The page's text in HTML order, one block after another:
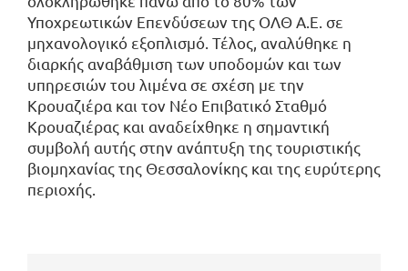
Υποχρεωτικών Επενδύσεων της ΟΛΘ Α.Ε. σε
μηχανολογικό εξοπλισμό. Τέλος, αναλύθηκε η
διαρκής αναβάθμιση των υποδομών και των
υπηρεσιών του λιμένα σε σχέση με την
Κρουαζιέρα και τον Νέο Επιβατικό Σταθμό
Κρουαζιέρας και αναδείχθηκε η σημαντική
συμβολή αυτής στην ανάπτυξη της τουριστικής
βιομηχανίας της Θεσσαλονίκης και της ευρύτερης
περιοχής.